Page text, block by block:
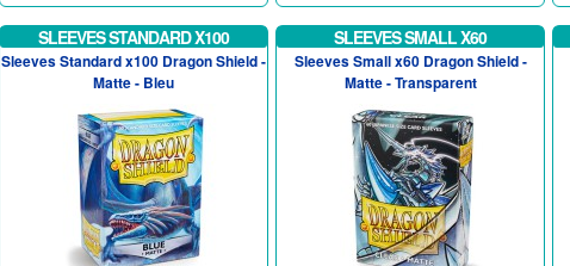
SLEEVES STANDARD X100
Sleeves Standard x100 Dragon Shield -
Matte - Bleu
SLEEVES SMALL X60
Sleeves Small x60 Dragon Shield -
Matte - Transparent